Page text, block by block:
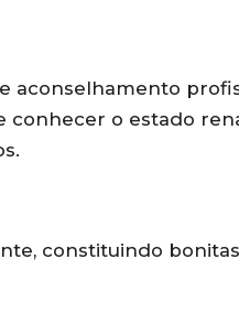
aconselhamento
conhecer o estado
constituindo